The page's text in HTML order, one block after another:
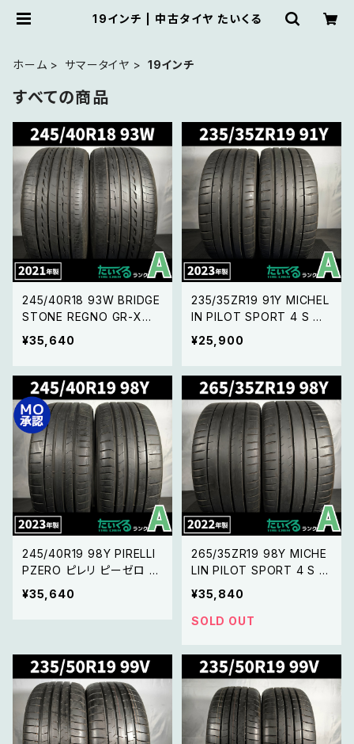
19インチ | 中古タイヤ たいくる
ホーム サマータイヤ 19インチ
すべての商品
245/40R18 93W BRIDGE
STONE REGNO GR-XⅡ
ブリヂストン レグノ GR-XⅡ
【21年製】2本セット
¥35,640
235/35ZR19 91Y MICHEL
IN PILOT SPORT 4 S ミ
シュラン パイロットスポー
ツ 4 S【23年製】2本セット
¥25,900
245/40R19 98Y PIRELLI
PZERO ピレリ ピーゼロ 【2
3年製 MO承認マーク】2本
セット
¥35,640
265/35ZR19 98Y MICHE
LIN PILOT SPORT 4 S ミ
シュラン パイロットスポー
ツ 4 S【22年製】2本 セット
¥35,840
SOLD OUT